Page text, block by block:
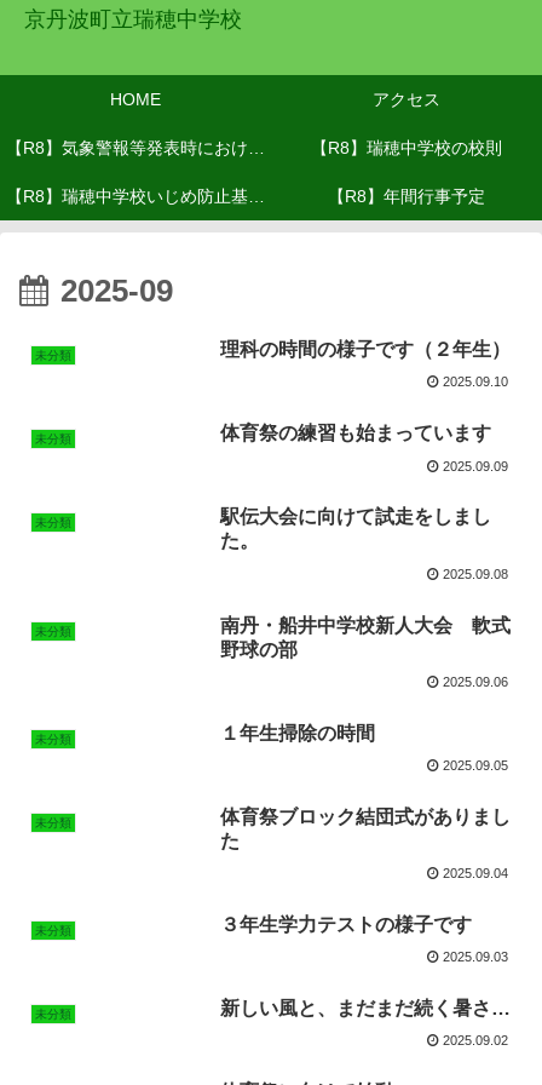
京丹波町立瑞穂中学校
HOME アクセス
【R8】気象警報等発表時における
対応(R8.６月改訂）
【R8】瑞穂中学校の校則
【R8】瑞穂中学校いじめ防止基本 【R8】年間行事予定
2025-09
未分類 理科の時間の様子です（２年生）
2025.09.10
未分類 体育祭の練習も始まっています
2025.09.09
未分類
駅伝大会に向けて試走をしまし
た。
2025.09.08
未分類
南丹・船井中学校新人大会 軟式
野球の部
2025.09.06
未分類 １年生掃除の時間
2025.09.05
未分類
体育祭ブロック結団式がありまし
た
2025.09.04
未分類 ３年生学力テストの様子です
2025.09.03
未分類 新しい風と、まだまだ続く暑さ…
2025.09.02